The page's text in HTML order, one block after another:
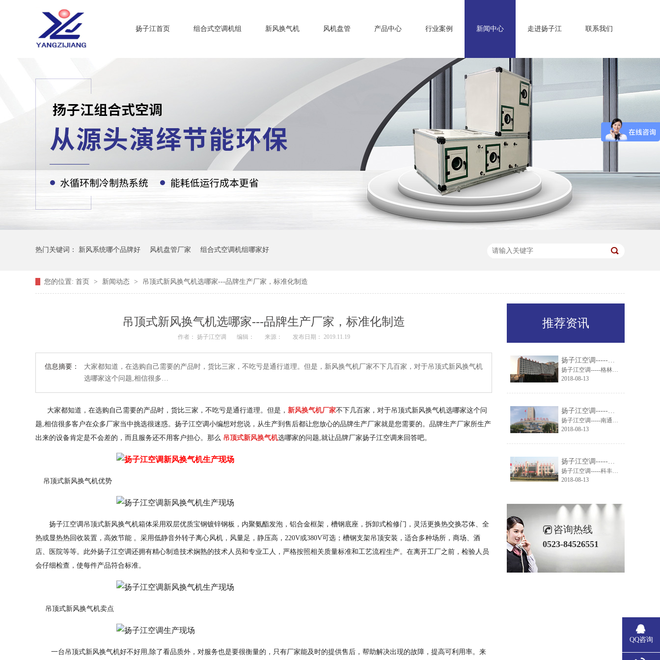
扬子江首页 组合式空调机组 新风换气机 风机盘管 产品中心 行业案例 新闻中心 走进扬子江 联系我们
热门关键词： 新风系统哪个品牌好 风机盘管厂家 组合式空调机组哪家好
您的位置: 首页 > 新闻动态 > 吊顶式新风换气机选哪家---品牌生产厂家，标准化制造
吊顶式新风换气机选哪家---品牌生产厂家，标准化制造
作者： 扬子江空调 编辑： 来源： 发布日期： 2019.11.19
信息摘要：
大家都知道，在选购自己需要的产品时，货比三家，不吃亏是通行道理。但是，新风换气机厂家不下几百家，对于吊顶式新风换气机
选哪家这个问题,相信很多…
大家都知道，在选购自己需要的产品时，货比三家，不吃亏是通行道理。但是， 新风换气机厂家不下几百家，对于吊顶式新风换气机选哪家这个问
题,相信很多客户在众多厂家当中挑选很迷惑。扬子江空调小编想对您说，从生产到售后都让您放心的品牌生产厂家就是您需要的。品牌生产厂家所生产
出来的设备肯定是不会差的，而且服务还不用客户担心。那么 吊顶式新风换气机选哪家的问题,就让品牌厂家扬子江空调来回答吧。
吊顶式新风换气机优势
扬子江空调吊顶式新风换气机箱体采用双层优质宝钢镀锌钢板，内聚氨酯发泡，铝合金框架，槽钢底座，拆卸式检修门，灵活更换热交换芯体、全
热或显热热回收装置，高效节能 。采用低静音外转子离心风机，风量足，静压高，220V或380V可选；槽钢支架吊顶安装，适合多种场所，商场、酒
店、医院等等。此外扬子江空调还拥有精心制造技术娴熟的技术人员和专业工人，严格按照相关质量标准和工艺流程生产。在离开工厂之前，检验人员
会仔细检查，使每件产品符合标准。
吊顶式新风换气机卖点
一台吊顶式新风换气机好不好用,除了看品质外，对服务也是要很衡量的，只有厂家能及时的提供售后，帮助解决出现的故障，提高可利用率。来
推荐资讯
扬子江空调-----格林东方酒店引进扬子江组合式空调机组
扬子江空调-----格林东方酒店引进扬子江组合式空调机组
2018-08-13
扬子江空调-----南通市妇幼保健院就通风系统与扬子江空调达成一致
扬子江空调-----南通市妇幼保健院就通风系统与扬子江空调达成一致
2018-08-13
扬子江空调-----科丰集团大楼空调系统解决方案
扬子江空调-----科丰集团大楼空调系统解决方案
2018-08-13
咨询热线
0523-84526551
QQ咨询